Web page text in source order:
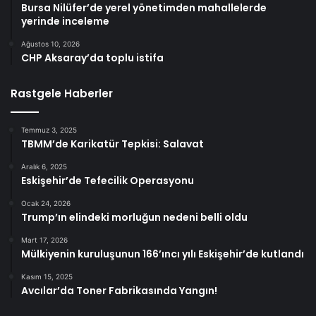
Bursa Nilüfer’de yerel yönetimden mahallelerde
yerinde inceleme
Ağustos 10, 2026
CHP Aksaray’da toplu istifa
Rastgele Haberler
Temmuz 3, 2025
TBMM’de Karikatür Tepkisi: Salavat
Aralık 6, 2025
Eskişehir’de Tefecilik Operasyonu
Ocak 24, 2026
Trump’ın elindeki morluğun nedeni belli oldu
Mart 17, 2026
Mülkiyenin kuruluşunun 166’ıncı yılı Eskişehir’de kutlandı
Kasım 15, 2025
Avcılar’da Toner Fabrikasında Yangın!